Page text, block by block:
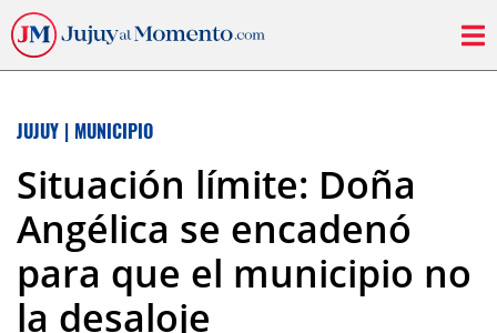
JUJUY | MUNICIPIO
Situación límite: Doña
Angélica se encadenó
para que el municipio no
la desaloje